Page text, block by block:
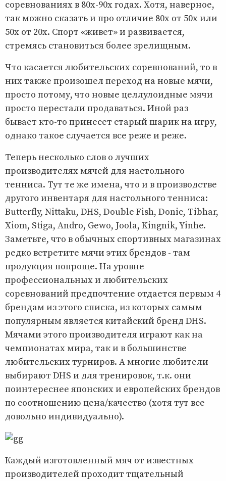
соревнованиях в 80х-90х годах. Хотя, наверное,
так можно сказать и про отличие 80х от 50х или
50х от 20х. Спорт «живет» и развивается,
стремясь становиться более зрелищным.
Что касается любительских соревнований, то в
них также произошел переход на новые мячи,
просто потому, что новые целлулоидные мячи
просто перестали продаваться. Иной раз
бывает кто-то принесет старый шарик на игру,
однако такое случается все реже и реже.
Теперь несколько слов о лучших
производителях мячей для настольного
тенниса. Тут те же имена, что и в производстве
другого инвентаря для настольного тенниса:
Butterfly, Nittaku, DHS, Double Fish, Donic, Tibhar,
Xiom, Stiga, Andro, Gewo, Joola, Kingnik, Yinhe.
Заметьте, что в обычных спортивных магазинах
редко встретите мячи этих брендов - там
продукция попроще. На уровне
профессиональных и любительских
соревнований предпочтение отдается первым 4
брендам из этого списка, из которых самым
популярным является китайский бренд DHS.
Мячами этого производителя играют как на
чемпионатах мира, так и в большинстве
любительских турниров. А многие любители
выбирают DHS и для тренировок, т.к. они
поинтереснее японских и европейских брендов
по соотношению цена/качество (хотя тут все
довольно индивидуально).
Каждый изготовленный мяч от известных
производителей проходит тщательный